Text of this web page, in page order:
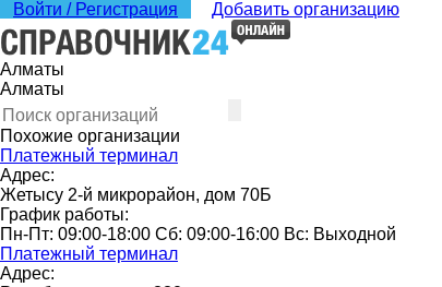
Войти / Регистрация Добавить организацию
Алматы
Алматы
Похожие организации
Платежный терминал
Адрес:
Жетысу 2-й микрорайон, дом 70Б
График работы:
Пн-Пт: 09:00-18:00 Сб: 09:00-16:00 Вс: Выходной
Платежный терминал
Адрес: